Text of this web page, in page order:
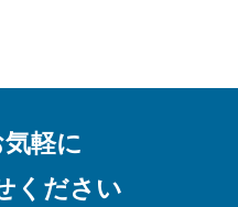
軽に
ください